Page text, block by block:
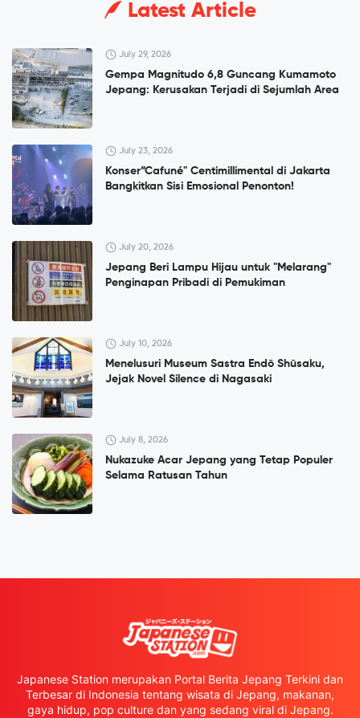
Latest Article
July 29, 2026
Gempa Magnitudo 6,8 Guncang Kumamoto
Jepang: Kerusakan Terjadi di Sejumlah Area
July 23, 2026
Konser”Cafuné" Centimillimental di Jakarta
Bangkitkan Sisi Emosional Penonton!
July 20, 2026
Jepang Beri Lampu Hijau untuk "Melarang"
Penginapan Pribadi di Pemukiman
July 10, 2026
Menelusuri Museum Sastra Endō Shūsaku,
Jejak Novel Silence di Nagasaki
July 8, 2026
Nukazuke Acar Jepang yang Tetap Populer
Selama Ratusan Tahun
Japanese Station merupakan Portal Berita Jepang Terkini dan
Terbesar di Indonesia tentang wisata di Jepang, makanan,
gaya hidup, pop culture dan yang sedang viral di Jepang.